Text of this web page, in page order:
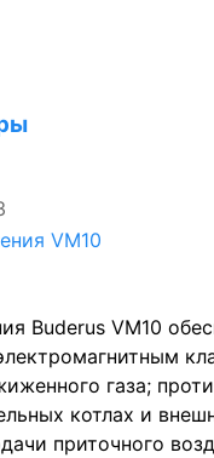
Buderus VM10
газа;
котлах и
приточного